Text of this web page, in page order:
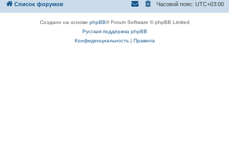
Список форумов Часовой пояс: UTC+03:00
Создано на основе phpBB® Forum Software © phpBB Limited
Русская поддержка phpBB
Конфиденциальность| Правила